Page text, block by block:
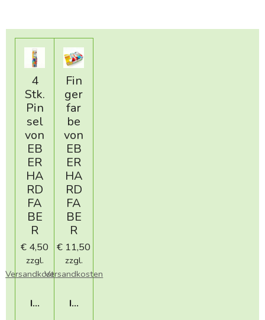
4
Stk.
Pin
sel
von
EB
ER
HA
RD
FA
BE
R
€ 4,50
zzgl.
Versandkosten
IN DEN WARENKORB
Fin
ger
far
be
von
EB
ER
HA
RD
FA
BE
R
€ 11,50
zzgl.
Versandkosten
IN DEN WARENKORB